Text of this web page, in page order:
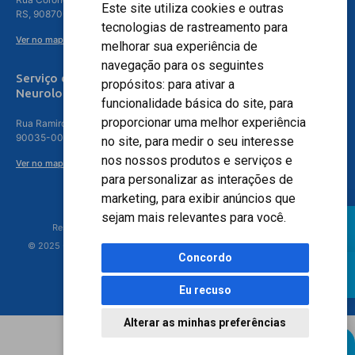
Este site utiliza cookies e outras
tecnologias de rastreamento para
melhorar sua experiência de
navegação para os seguintes
propósitos: para ativar a
funcionalidade básica do site, para
proporcionar uma melhor experiência
no site, para medir o seu interesse
nos nossos produtos e serviços e
para personalizar as interações de
marketing, para exibir anúncios que
sejam mais relevantes para você.
Concordo
Eu recuso
Alterar as minhas preferências
RS, 90870-016
Ver no mapa
Serviço de
Neurologia
Rua Ramiro Barcelos, 630 – 5º andar – Floresta, Porto Alegre – RS,
90035-001
Ver no mapa
Responsável Técnico: Dr. Luiz Antonio Nasi - CREMERS 11217
© 2025 - Hospital Moinhos de Vento - Registro Empresa (CRM-RS): 425